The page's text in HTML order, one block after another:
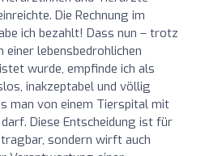
Die Rechnung im
ich bezahlt! Dass nun – trotz
einer lebensbedrohlichen
wurde, empfinde ich als
inakzeptabel und völlig
man von einem Tierspital mit
Diese Entscheidung ist für
sondern wirft auch